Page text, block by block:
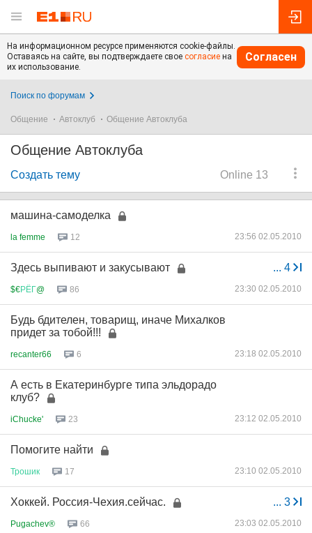
На информационном ресурсе применяются cookie-файлы.
Оставаясь на сайте, вы подтверждаете свое согласие на
их использование.
Согласен
Поиск по форумам
Общение Автоклуб Общение Автоклуба
Общение Автоклуба
Online 13
Создать тему
машина-самоделка
la femme 12 23:56 02.05.2010
... 4
Здесь выпивают и закусывают
$€РЁГ@ 86 23:30 02.05.2010
Будь бдителен, товарищ, иначе Михалков
придет за тобой!!!
recanter66 6 23:18 02.05.2010
А есть в Екатеринбурге типа эльдорадо
клуб?
iChucke' 23 23:12 02.05.2010
Помогите найти
Трошик 17 23:10 02.05.2010
... 3
Хоккей. Россия-Чехия.сейчас.
Pugachev® 66 23:03 02.05.2010